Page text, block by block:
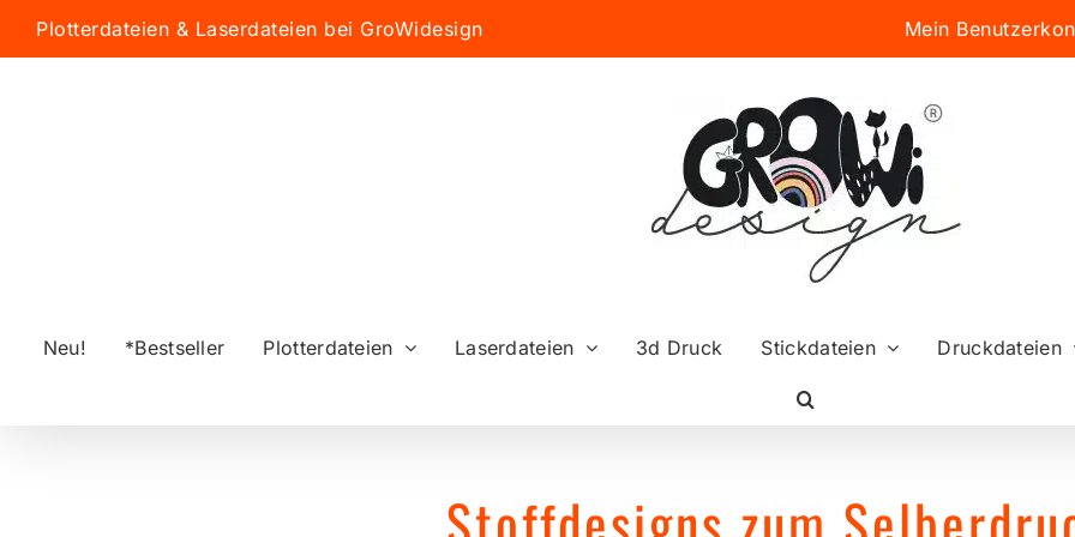
InhaltPlotterdateien & Laserdateien bei GroWidesign Mein
Neu! *Bestseller Plotterdateien Laserdateien 3d Druck Stickdateien Druckdateien